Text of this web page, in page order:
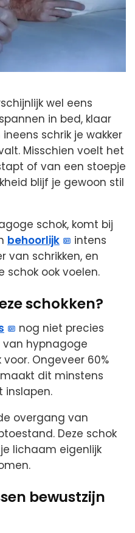
wel eens
in bed, klaar
schrik je wakker
Misschien voelt het
of van een stoepje
blijf je gewoon stil
schok, komt bij
behoorlijk
intens
van schrikken, en
schok ook voelen.
schokken?
nog niet precies
van hypnagoge
Ongeveer 60%
dit minstens
inslapen.
overgang van
Deze schok
lichaam eigenlijk
bewustzijn